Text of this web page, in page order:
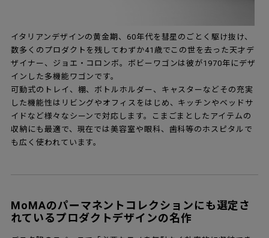
イタリアンデザインの黄金期、60年代を彗星のごとく駆け抜け、
数多くのプロダクトを残してわずか41歳でこの世を去った天才デ
ザイナー、ジョエ・コロンボ。ボビーワゴンは彼が1970年にデザ
インした多機能ワゴンです。
可動式のトレイ、棚、ボトルホルダー、キャスターなどその充実
した機能性はリビングやオフィスをはじめ、キッチンやベッドサ
イドなど様々なシーンで対応します。こまごまとしたアイテムの
収納にも最適で、現在では美容室や眼科、歯科等のホスピタルで
も広く使われています。
MoMAのパーマネントコレクションにも選定さ
れているプロダクトデザインの名作